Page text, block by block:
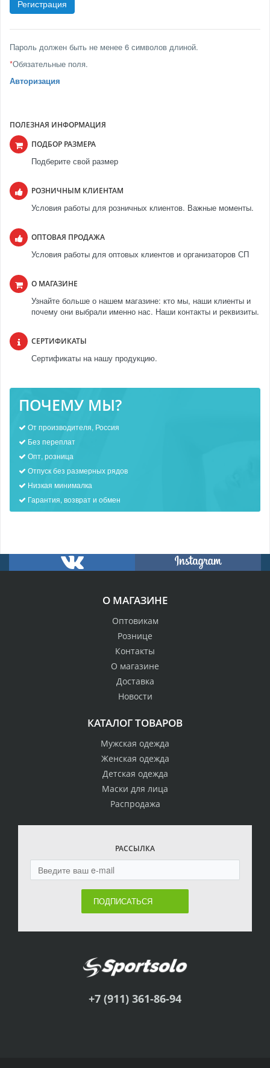
Пароль должен быть не менее 6 символов длиной.
*Обязательные поля.
Авторизация
ПОЛЕЗНАЯ ИНФОРМАЦИЯ
ПОДБОР РАЗМЕРА
Подберите свой размер
РОЗНИЧНЫМ КЛИЕНТАМ
Условия работы для розничных клиентов. Важные моменты.
ОПТОВАЯ ПРОДАЖА
Условия работы для оптовых клиентов и организаторов СП
О МАГАЗИНЕ
Узнайте больше о нашем магазине: кто мы, наши клиенты и
почему они выбрали именно нас. Наши контакты и реквизиты.
СЕРТИФИКАТЫ
Сертификаты на нашу продукцию.
ПОЧЕМУ МЫ?
От производителя, Россия
Без переплат
Опт, розница
Отпуск без размерных рядов
Низкая минималка
Гарантия, возврат и обмен
О МАГАЗИНЕ
Оптовикам
Рознице
Контакты
О магазине
Доставка
Новости
КАТАЛОГ ТОВАРОВ
Мужская одежда
Женская одежда
Детская одежда
Маски для лица
Распродажа
РАССЫЛКА
ПОДПИСАТЬСЯ
+7 (911) 361-86-94